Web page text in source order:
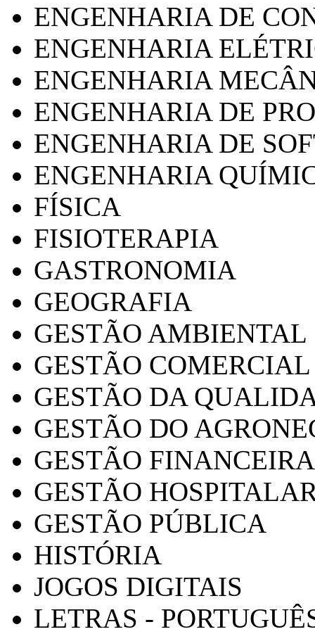
ENGENHARIA DE
ENGENHARIA
ENGENHARIA
ENGENHARIA DE
ENGENHARIA DE
ENGENHARIA
FÍSICA
FISIOTERAPIA
GASTRONOMIA
GEOGRAFIA
GESTÃO AMBIENTAL
GESTÃO COMERCIAL
GESTÃO DA
GESTÃO DO
GESTÃO FINANCEIRA
GESTÃO
GESTÃO PÚBLICA
HISTÓRIA
JOGOS DIGITAIS
LETRAS -